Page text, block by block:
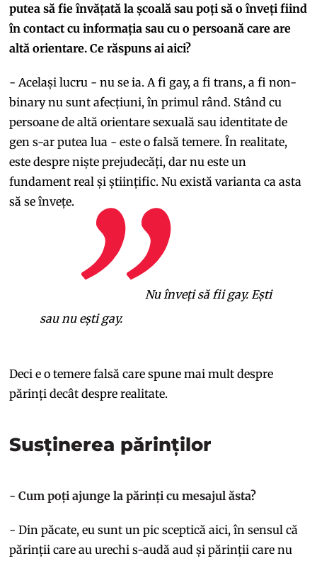
putea să fie învățată la școală sau poți să o înveți fiind
în contact cu informația sau cu o persoană care are
altă orientare. Ce răspuns ai aici?
- Același lucru - nu se ia. A fi gay, a fi trans, a fi non-
binary nu sunt afecțiuni, în primul rând. Stând cu
persoane de altă orientare sexuală sau identitate de
gen s-ar putea lua - este o falsă temere. În realitate,
este despre niște prejudecăți, dar nu este un
fundament real și științific. Nu există varianta ca asta
să se învețe.
Nu înveți să fii gay. Ești
sau nu ești gay.
Deci e o temere falsă care spune mai mult despre
părinți decât despre realitate.
Susținerea părinților
- Cum poți ajunge la părinți cu mesajul ăsta?
- Din păcate, eu sunt un pic sceptică aici, în sensul că
părinții care au urechi s-audă aud și părinții care nu